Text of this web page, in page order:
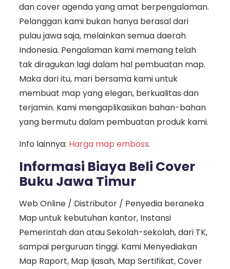
dan cover agenda yang amat berpengalaman.
Pelanggan kami bukan hanya berasal dari
pulau jawa saja, melainkan semua daerah
Indonesia. Pengalaman kami memang telah
tak diragukan lagi dalam hal pembuatan map.
Maka dari itu, mari bersama kami untuk
membuat map yang elegan, berkualitas dan
terjamin. Kami mengaplikasikan bahan-bahan
yang bermutu dalam pembuatan produk kami.
Info lainnya: Harga map emboss.
Informasi Biaya Beli Cover
Buku Jawa Timur
Web Online / Distributor / Penyedia beraneka
Map untuk kebutuhan kantor, Instansi
Pemerintah dan atau Sekolah-sekolah, dari TK,
sampai perguruan tinggi. Kami Menyediakan
Map Raport, Map Ijasah, Map Sertifikat, Cover